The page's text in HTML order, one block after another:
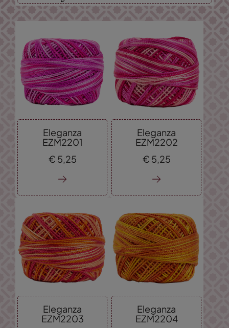
Eleganza
EZM2201
€ 5,25
Eleganza
EZM2202
€ 5,25
Eleganza
EZM2203
Eleganza
EZM2204